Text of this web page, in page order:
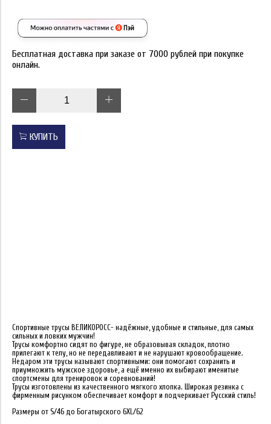
Бесплатная доставка при заказе от 7000 рублей при покупке
онлайн.
КУПИТЬ
Спортивные трусы ВЕЛИКОРОСС- надёжные, удобные и стильные, для самых
сильных и ловких мужчин!
Трусы комфортно сидят по фигуре, не образовывая складок, плотно
прилегают к телу, но не передавливают и не нарушают кровообращение.
Недаром эти трусы называют спортивными: они помогают сохранить и
приумножить мужское здоровье, а ещё именно их выбирают именитые
спортсмены для тренировок и соревнований!
Трусы изготовлены из качественного мягкого хлопка. Широкая резинка с
фирменным рисунком обеспечивает комфорт и подчеркивает Русский стиль!
Размеры от S/46 до Богатырского 6XL/62